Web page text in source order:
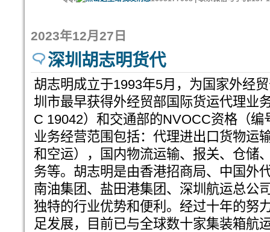
2023年12月27日
深圳胡志明货代
胡志明成立于1993年5月，为国家外经
圳市最早获得外经贸部国际货运代理业
C 19042）和交通部的NVOCC资格（
业务经营范围包括：代理进出口货物运
和空运），国内物流运输、报关、仓储
务等。胡志明是由香港招商局、中国外
南油集团、盐田港集团、深圳航运总公
独特的行业优势和便利。经过十年的努
足发展，目前已与全球数十家集装箱航